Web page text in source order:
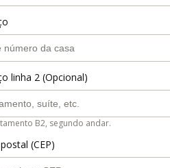
linha 2 (Opcional)
B2, segundo andar.
(CEP)